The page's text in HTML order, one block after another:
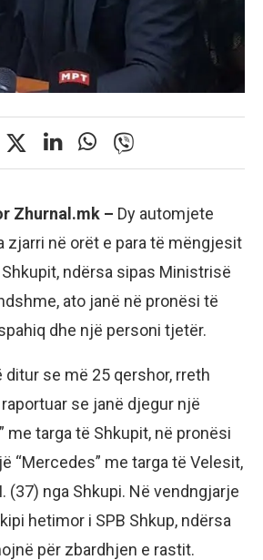
Zhurnal.mk – Dy automjete
zjarri në orët e para të mëngjesit
ndërsa sipas Ministrisë
ato janë në pronësi të
dhe një personi tjetër.
ditur se më 25 qershor, rreth
se janë djegur një
me targa të Shkupit, në pronësi
“Mercedes” me targa të Velesit,
(37) nga Shkupi. Në vendngjarje
hetimor i SPB Shkup, ndërsa
për zbardhjen e rastit.